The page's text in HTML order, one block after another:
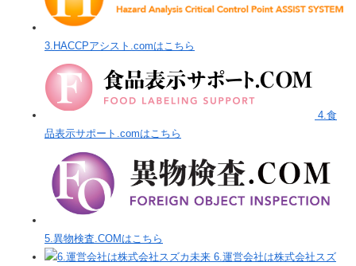
3.HACCPアシスト.comはこちら
4.食
品表示サポート.comはこちら
5.異物検査.COMはこちら
6.運営会社は株式会社スズ